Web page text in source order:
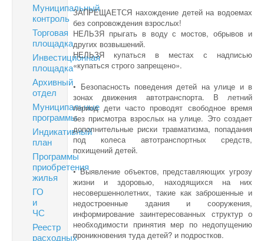
Муниципальный
контроль
Торговая
площадка
Инвестиционная
площадка
Архивный
отдел
Муниципальные
программы
Индикативный
план
Программы
приобретения
жилья
ГО
и
ЧС
Реестр
расходных
ЗАПРЕЩАЕТСЯ нахождение детей на водоемах
без сопровождения взрослых!
НЕЛЬЗЯ прыгать в воду с мостов, обрывов и
других возвышений.
НЕЛЬЗЯ купаться в местах с надписью
«купаться строго запрещено».
• Безопасность поведения детей на улице и в
зонах движения автотранспорта. В летний
период дети часто проводят свободное время
без присмотра взрослых на улице. Это создает
дополнительные риски травматизма, попадания
под колеса автотранспортных средств,
похищений детей.
• Выявление объектов, представляющих угрозу
жизни и здоровью, находящихся на них
несовершеннолетних, такие как заброшенные и
недостроенные здания и сооружения,
информирование заинтересованных структур о
необходимости принятия мер по недопущению
проникновения туда детей? и подростков.